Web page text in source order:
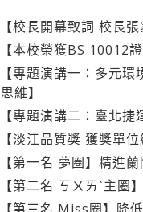
校長開幕致詞 校長張
本校榮獲BS 10012證
專題演講一：多元環
思維】
專題演講二：臺北捷
淡江品質獎 獲獎單
第一名 夢圈】精進
第二名 ㄎㄨㄞˋ主圈